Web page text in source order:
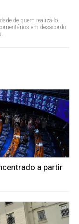
de quem realizá-lo.
em desacordo
a partir